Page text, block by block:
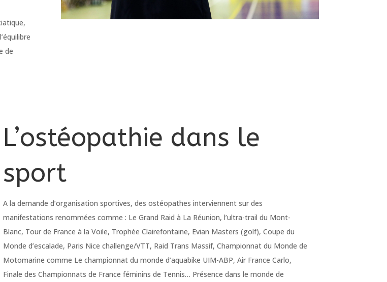
de
L’ostéopathie dans le
sport
A la demande d’organisation sportives, des ostéopathes interviennent sur des
manifestations renommées comme : Le Grand Raid à La Réunion, l’ultra-trail du Mont-
Blanc, Tour de France à la Voile, Trophée Clairefontaine, Evian Masters (golf), Coupe du
Monde d’escalade, Paris Nice challenge/VTT, Raid Trans Massif, Championnat du Monde de
Motomarine comme Le championnat du monde d’aquabike UIM-ABP, Air France Carlo,
Finale des Championnats de France féminins de Tennis… Présence dans le monde de